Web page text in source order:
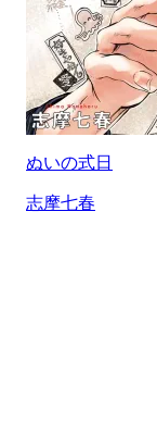
ぬいの式日
志摩七春